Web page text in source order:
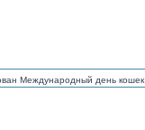
Международный день кошек